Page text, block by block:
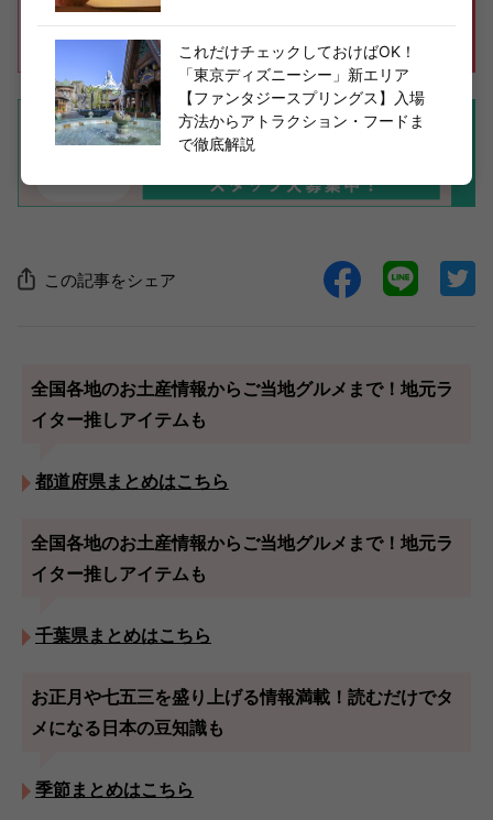
この記事をシェア
全国各地のお土産情報からご当地グルメまで！地元ラ
イター推しアイテムも
都道府県まとめはこちら
全国各地のお土産情報からご当地グルメまで！地元ラ
イター推しアイテムも
千葉県まとめはこちら
お正月や七五三を盛り上げる情報満載！読むだけでタ
メになる日本の豆知識も
季節まとめはこちら
これだけチェックしておけばOK！
「東京ディズニーシー」新エリア
【ファンタジースプリングス】入場
方法からアトラクション・フードま
で徹底解説